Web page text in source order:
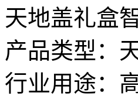
天地盖礼盒
产品类型：
行业用途：